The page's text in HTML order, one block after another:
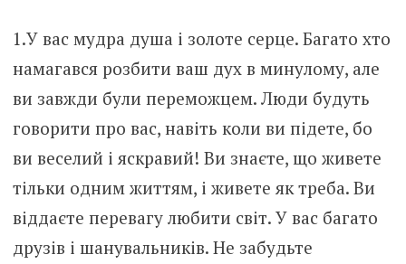
1.У вас мудра душа і золоте серце. Багато хто
намагався розбити ваш дух в минулому, але
ви завжди були переможцем. Люди будуть
говорити про вас, навіть коли ви підете, бо
ви веселий і яскравий! Ви знаєте, що живете
тільки одним життям, і живете як треба. Ви
віддаєте перевагу любити світ. У вас багато
друзів і шанувальників. Не забудьте